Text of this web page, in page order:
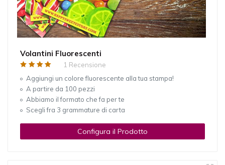
Volantini Fluorescenti
1 Recensione
Aggiungi un colore fluorescente alla tua stampa!
A partire da 100 pezzi
Abbiamo il formato che fa per te
Scegli fra 3 grammature di carta
Configura il Prodotto